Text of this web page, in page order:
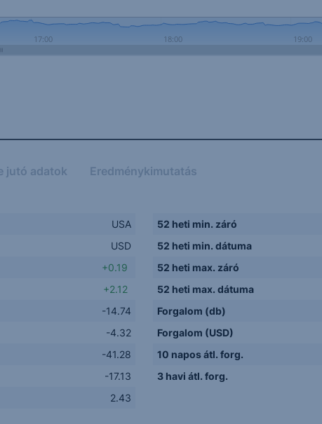
17:00 18:00 19:00
jutó adatok Eredménykimutatás
USA
USD
+0.19
+2.12
-14.74
-4.32
-41.28
-17.13
2.43
52 heti min. záró
52 heti min. dátuma
52 heti max. záró
52 heti max. dátuma
Forgalom (db)
Forgalom (USD)
10 napos átl. forg.
3 havi átl. forg.